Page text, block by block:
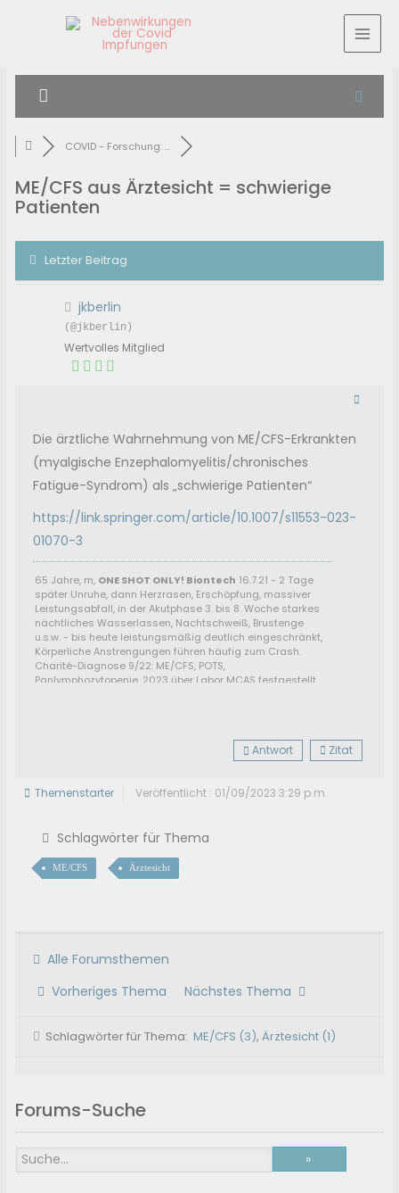
COVID - Forschung: ...
ME/CFS aus Ärztesicht = schwierige
Patienten
Letzter Beitrag
jkberlin
(@jkberlin)
Wertvolles Mitglied
Die ärztliche Wahrnehmung von ME/CFS-Erkrankten
(myalgische Enzephalomyelitis/chronisches
Fatigue-Syndrom) als „schwierige Patienten“
https://link.springer.com/article/10.1007/s11553-023-
01070-3
65 Jahre, m, ONE SHOT ONLY! Biontech 16.7.21 - 2 Tage
später Unruhe, dann Herzrasen, Erschöpfung, massiver
Leistungsabfall, in der Akutphase 3. bis 8. Woche starkes
nächtliches Wasserlassen, Nachtschweiß, Brustenge
u.s.w. - bis heute leistungsmäßig deutlich eingeschränkt,
Körperliche Anstrengungen führen häufig zum Crash.
Charité-Diagnose 9/22: ME/CFS, POTS,
Panlymphozytopenie. 2023 über Labor MCAS festgestellt,
gem. IfSG 10/23 gestellt, 2024 neue Diagnosen:
vermindertes ATP in den Mitochondrien, VEGF-alpha
erhöht, Dysbiose Mikrobiom. 3/24: Klage gegen Biontech
erteilt GdB40, Widerspruch abgelehnt, Klage Sozialgericht,
Antwort Zitat
Themenstarter Veröffentlicht : 01/09/2023 3:29 p.m.
Schlagwörter für Thema
ME/CFS Ärztesicht
Alle Forumsthemen
Vorheriges Thema
Nächstes Thema
Schlagwörter für Thema: ME/CFS (3), Ärztesicht (1)
Forums-Suche